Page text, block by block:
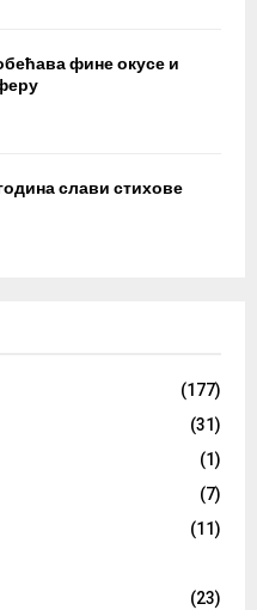
фине окусе и
слави стихове
(177)
(31)
(1)
(7)
(11)
(23)